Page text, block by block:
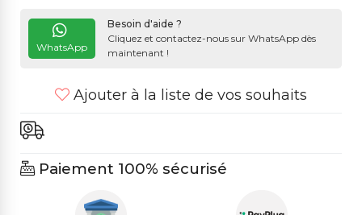
WhatsApp
Besoin d'aide ?
Cliquez et contactez-nous sur WhatsApp dès
maintenant !
Ajouter à la liste de vos souhaits
Paiement 100% sécurisé